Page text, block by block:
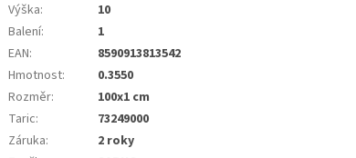
Výška:
10
Balení:
1
EAN:
8590913813542
Hmotnost:
0.3550
Rozměr:
100x1 cm
Taric:
73249000
Záruka:
2 roky